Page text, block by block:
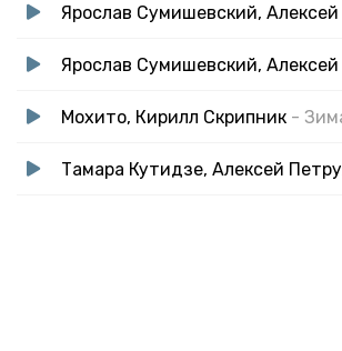
Ярослав Сумишевский,
Ярослав Сумишевский,
Мохито, Кирилл Скрипник -
Тамара Кутидзе, Алексей